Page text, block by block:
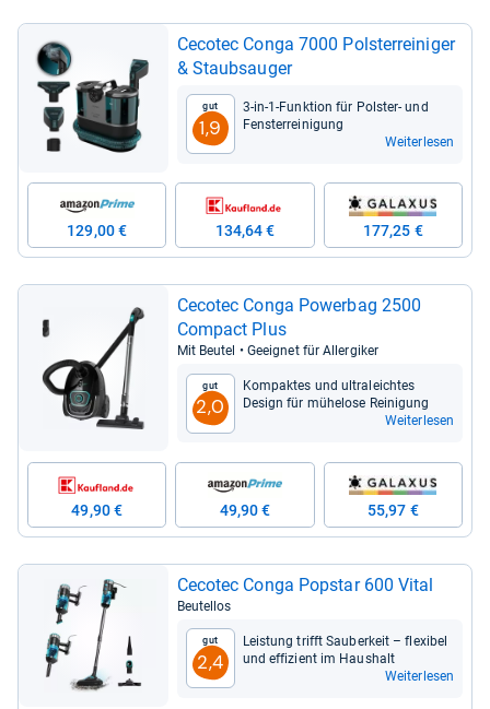
Ceco­tec Conga 7000 Pols­ter­rei­ni­ger
& Staub­sau­ger
Gut
1,9
3-​in-​1-​Funk­tion für Pols­ter-​ und
Fens­ter­rei­ni­gung
Weiterlesen
129,00 € 134,64 € 177,25 €
Ceco­tec Conga Power­bag 2500
Com­pact Plus
Mit Beu­tel • Geeig­net für All­er­gi­ker
Gut
2,0
Kom­pak­tes und ultra­leich­tes
Design für mühe­lose Rei­ni­gung
Weiterlesen
49,90 € 49,90 € 55,97 €
Ceco­tec Conga Pop­star 600 Vital
Beutellos
Gut
2,4
Leis­tung trifft Sau­ber­keit – fle­xi­bel
und effi­zi­ent im Haus­halt
Weiterlesen